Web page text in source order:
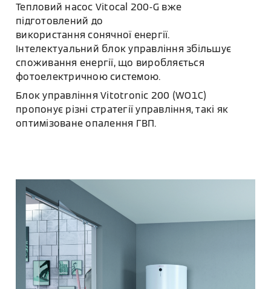
Тепловий насос Vitocal 200-G вже
підготовлений до
використання сонячної енергії.
Інтелектуальний блок управління збільшує
споживання енергії, що виробляється
фотоелектричною системою.
Блок управління Vitotronic 200 (WO1C)
пропонує різні стратегії управління, такі як
оптимізоване опалення ГВП.